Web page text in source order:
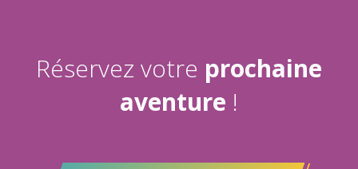
Réservez votre prochaine
aventure !